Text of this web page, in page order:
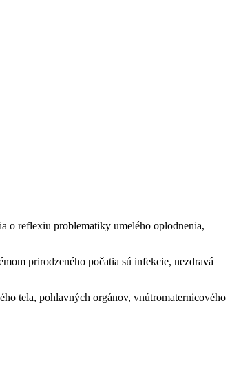
o reflexiu problematiky umelého oplodnenia,
prirodzeného počatia sú infekcie, nezdravá
tela, pohlavných orgánov, vnútromaternicového